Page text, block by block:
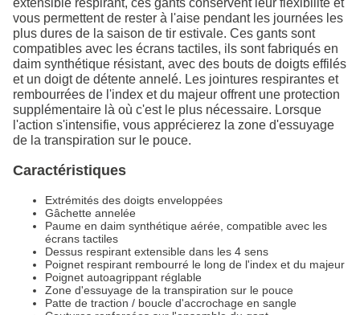
extensible respirant, ces gants conservent leur flexibilité et
vous permettent de rester à l'aise pendant les journées les
plus dures de la saison de tir estivale. Ces gants sont
compatibles avec les écrans tactiles, ils sont fabriqués en
daim synthétique résistant, avec des bouts de doigts effilés
et un doigt de détente annelé. Les jointures respirantes et
rembourrées de l'index et du majeur offrent une protection
supplémentaire là où c'est le plus nécessaire. Lorsque
l'action s'intensifie, vous apprécierez la zone d'essuyage
de la transpiration sur le pouce.
Caractéristiques
Extrémités des doigts enveloppées
Gâchette annelée
Paume en daim synthétique aérée, compatible avec les
écrans tactiles
Dessus respirant extensible dans les 4 sens
Poignet respirant rembourré le long de l'index et du majeur
Poignet autoagrippant réglable
Zone d'essuyage de la transpiration sur le pouce
Patte de traction / boucle d'accrochage en sangle